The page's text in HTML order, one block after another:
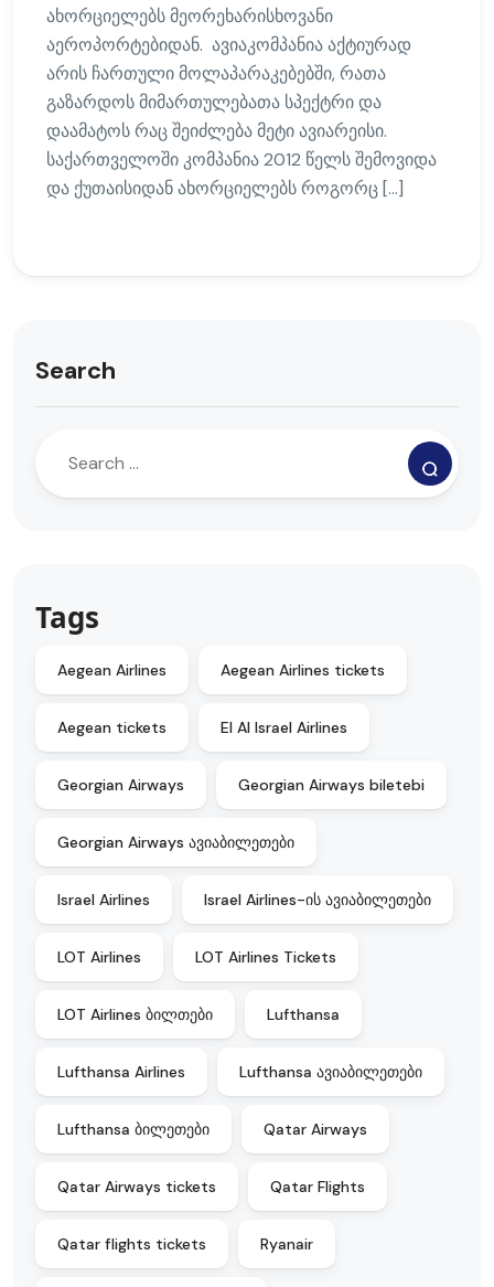
ახორციელებს მეორეხარისხოვანი
აეროპორტებიდან. ავიაკომპანია აქტიურად
არის ჩართული მოლაპარაკებებში, რათა
გაზარდოს მიმართულებათა სპექტრი და
დაამატოს რაც შეიძლება მეტი ავიარეისი.
საქართველოში კომპანია 2012 წელს შემოვიდა
და ქუთაისიდან ახორციელებს როგორც […]
Search
Tags
Aegean Airlines Aegean Airlines tickets
Aegean tickets EI Al Israel Airlines
Georgian Airways Georgian Airways biletebi
Georgian Airways ავიაბილეთები
Israel Airlines Israel Airlines-ის ავიაბილეთები
LOT Airlines LOT Airlines Tickets
LOT Airlines ბილთები Lufthansa
Lufthansa Airlines Lufthansa ავიაბილეთები
Lufthansa ბილეთები Qatar Airways
Qatar Airways tickets Qatar Flights
Qatar flights tickets Ryanair